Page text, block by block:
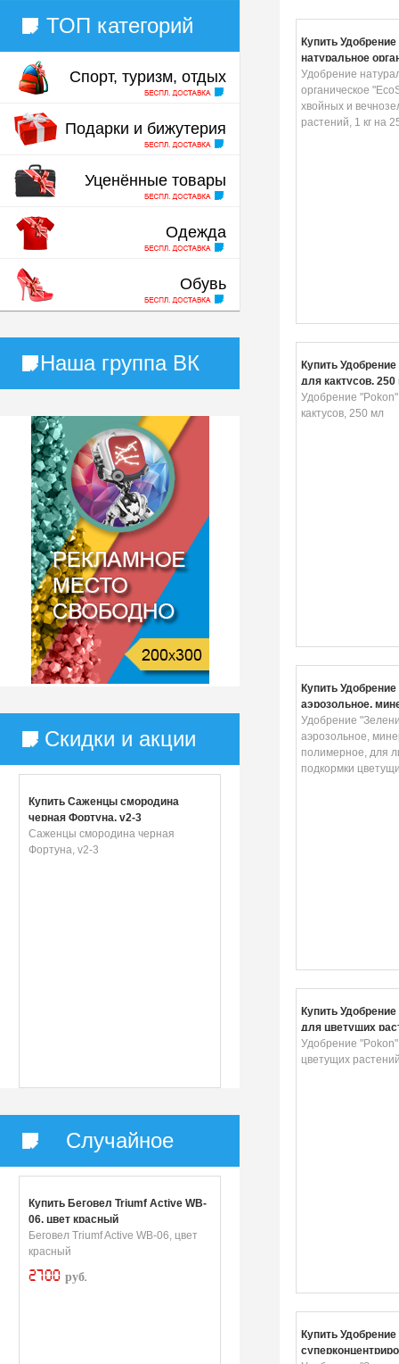
ТОП категорий
Спорт, туризм, отдых
Подарки и бижутерия
Уценённые товары
Одежда
Обувь
Наша группа ВК
Скидки и акции
Купить Саженцы смородина
черная Фортуна, v2-3
Саженцы смородина черная
Фортуна, v2-3
Случайное
Купить Беговел Triumf Active WB-
06, цвет красный
Беговел Triumf Active WB-06, цвет
красный
2700 руб.
Купить Удобрение
натуральное
"EcoStyle", для
вечнозелёных
на 25 м2
Удобрение
органическое
хвойных и
растений, 1 кг на
Купить
для кактусов,
Удобрение
кактусов, 250 мл
Купить
аэрозольное,
полимерное, для
подкормки
растений
Удобрение
аэрозольное,
полимерное, для
подкормки
Купить
для цветущих
мл
Удобрение
цветущих
Купить